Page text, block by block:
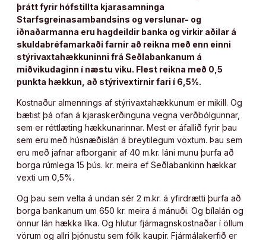
þrátt fyrir hófstillta kjarasamninga
Starfsgreinasambandsins og verslunar- og
iðnaðarmanna eru hagdeildir banka og virkir aðilar á
skuldabréfamarkaði farnir að reikna með enn einni
stýrivaxtahækkuninni frá Seðlabankanum á
miðvikudaginn í næstu viku. Flest reikna með 0,5
punkta hækkun, að stýrivextirnir fari í 6,5%.
Kostnaður almennings af stýrivaxtahækkunum er mikill. Og
bætist þá ofan á kjaraskerðinguna vegna verðbólgunnar,
sem er réttlæting hækkunarinnar. Mest er áfallið fyrir þau
sem eru með húsnæðislán á breytilegum vöxtum. Þau sem
eru með jafnar afborganir af 40 m.kr. láni munu þurfa að
borga rúmlega 15 þús. kr. meira ef Seðlabankinn hækkar
vexti um 0,5%.
Og þau sem velta á undan sér 2 m.kr. á yfirdrætti þurfa að
borga bankanum um 650 kr. meira á mánuði. Og bílalán og
önnur lán hækka líka. Og hlutur fjármagnskostnaðar í öllum
vörum og allri þjónustu sem fólk kaupir. Fjármálakerfið er